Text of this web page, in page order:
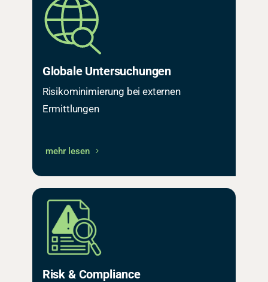
Globale Untersuchungen
Risikominimierung bei externen
Ermittlungen
mehr lesen
Risk & Compliance